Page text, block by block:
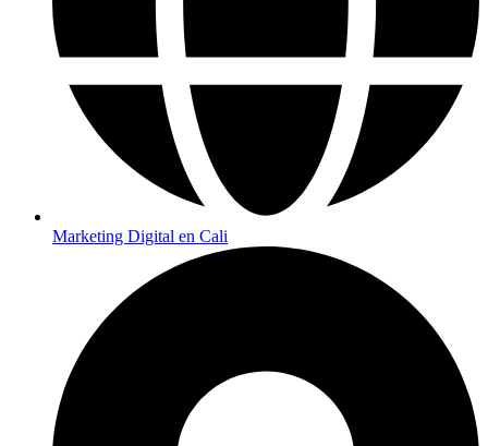
Marketing Digital en Cali